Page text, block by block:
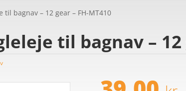
til bagnav – 12 gear – FH-MT410
til bagnav – 12